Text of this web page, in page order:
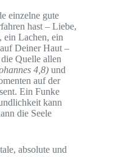
einzelne gute
hast – Liebe,
ein Lachen, ein
Deiner Haut –
Quelle allen
4,8) und
auf der
Ein Funke
kann
die Seele
absolute und